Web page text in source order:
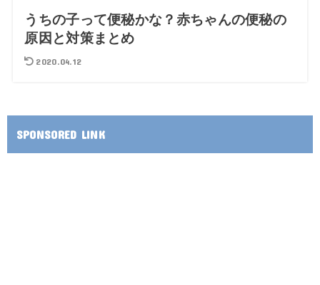
うちの子って便秘かな？赤ちゃんの便秘の
原因と対策まとめ
2020.04.12
SPONSORED LINK